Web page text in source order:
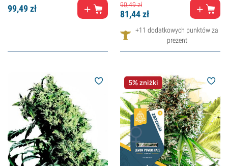
99,49zł 90,49zł
81,44zł
+11 dodatkowych punktów za
prezent
5% zniżki